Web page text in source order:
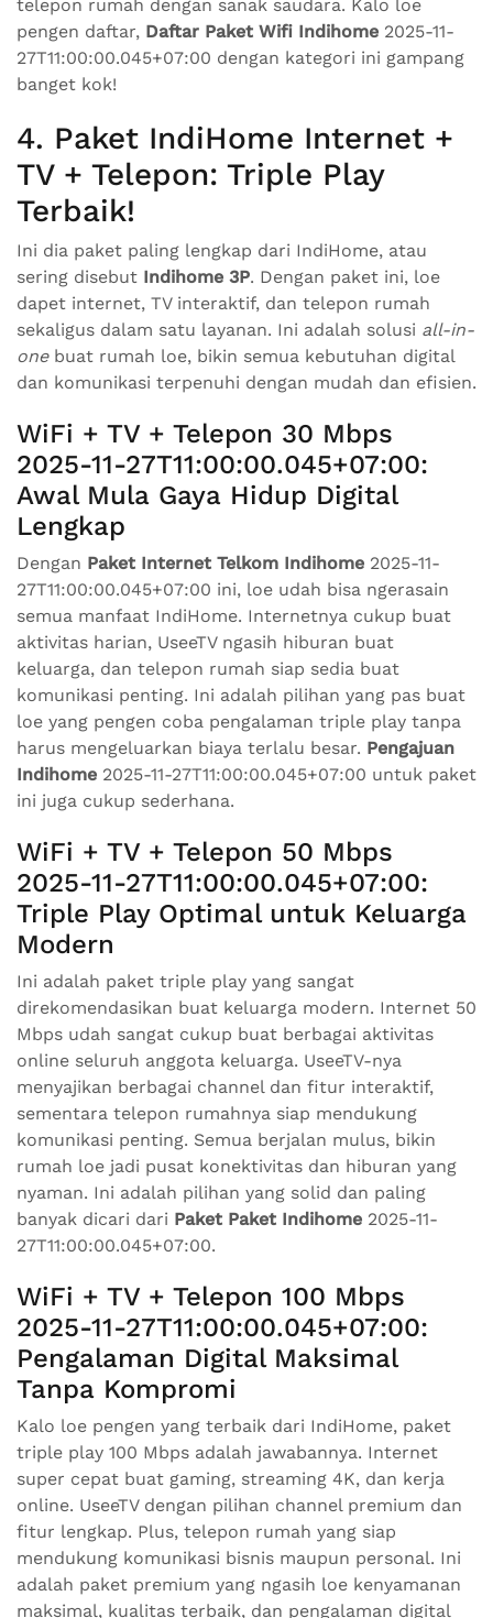
telepon rumah dengan sanak saudara. Kalo loe
pengen daftar, Daftar Paket Wifi Indihome 2025-11-
27T11:00:00.045+07:00 dengan kategori ini gampang
banget kok!
4. Paket IndiHome Internet +
TV + Telepon: Triple Play
Terbaik!
Ini dia paket paling lengkap dari IndiHome, atau
sering disebut Indihome 3P. Dengan paket ini, loe
dapet internet, TV interaktif, dan telepon rumah
sekaligus dalam satu layanan. Ini adalah solusi all-in-
onebuat rumah loe, bikin semua kebutuhan digital
dan komunikasi terpenuhi dengan mudah dan efisien.
WiFi + TV + Telepon 30 Mbps
2025-11-27T11:00:00.045+07:00:
Awal Mula Gaya Hidup Digital
Lengkap
Dengan Paket Internet Telkom Indihome 2025-11-
27T11:00:00.045+07:00 ini, loe udah bisa ngerasain
semua manfaat IndiHome. Internetnya cukup buat
aktivitas harian, UseeTV ngasih hiburan buat
keluarga, dan telepon rumah siap sedia buat
komunikasi penting. Ini adalah pilihan yang pas buat
loe yang pengen coba pengalaman triple play tanpa
harus mengeluarkan biaya terlalu besar. Pengajuan
Indihome 2025-11-27T11:00:00.045+07:00 untuk paket
ini juga cukup sederhana.
WiFi + TV + Telepon 50 Mbps
2025-11-27T11:00:00.045+07:00:
Triple Play Optimal untuk Keluarga
Modern
Ini adalah paket triple play yang sangat
direkomendasikan buat keluarga modern. Internet 50
Mbps udah sangat cukup buat berbagai aktivitas
online seluruh anggota keluarga. UseeTV-nya
menyajikan berbagai channel dan fitur interaktif,
sementara telepon rumahnya siap mendukung
komunikasi penting. Semua berjalan mulus, bikin
rumah loe jadi pusat konektivitas dan hiburan yang
nyaman. Ini adalah pilihan yang solid dan paling
banyak dicari dari Paket Paket Indihome 2025-11-
27T11:00:00.045+07:00.
WiFi + TV + Telepon 100 Mbps
2025-11-27T11:00:00.045+07:00:
Pengalaman Digital Maksimal
Tanpa Kompromi
Kalo loe pengen yang terbaik dari IndiHome, paket
triple play 100 Mbps adalah jawabannya. Internet
super cepat buat gaming, streaming 4K, dan kerja
online. UseeTV dengan pilihan channel premium dan
fitur lengkap. Plus, telepon rumah yang siap
mendukung komunikasi bisnis maupun personal. Ini
adalah paket premium yang ngasih loe kenyamanan
maksimal, kualitas terbaik, dan pengalaman digital